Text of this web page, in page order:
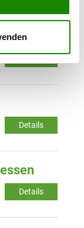
Details
Details